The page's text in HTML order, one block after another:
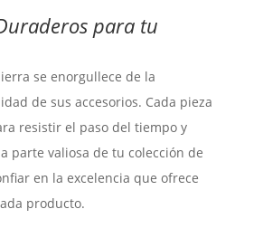
para tu
se enorgullece de la
de sus accesorios. Cada pieza
resistir el paso del tiempo y
parte valiosa de tu colección de
en la excelencia que ofrece
producto.